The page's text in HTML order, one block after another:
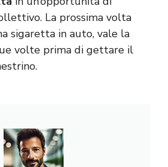
La prossima volta
sigaretta in auto, vale la
volte prima di gettare il